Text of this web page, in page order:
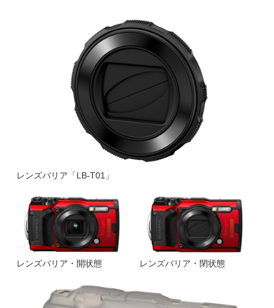
レンズバリア「LB-T01」
レンズバリア・開状態 レンズバリア・閉状態